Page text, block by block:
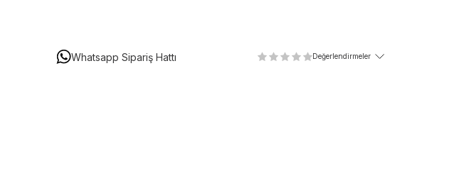
Whatsapp Sipariş Hattı Değerlendirmeler